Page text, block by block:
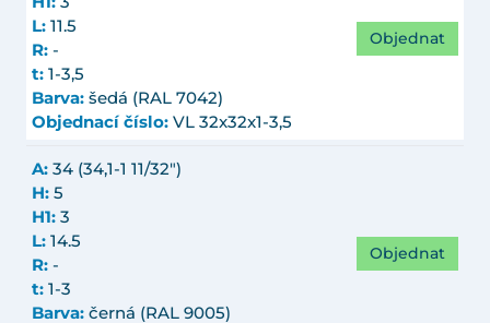
L: 11.5
R: -
t: 1-3,5
Barva: šedá (RAL 7042)
Objednací číslo: VL 32x32x1-3,5
Objednat
A: 34 (34,1-1 11/32")
H: 5
H1: 3
L: 14.5
R: -
t: 1-3
Barva: černá (RAL 9005)
Objednat